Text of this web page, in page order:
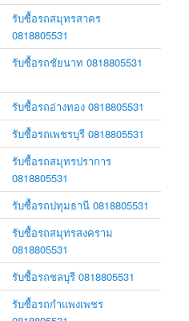
รับซื้อรถสมุทรสาคร
0818805531
รับซื้อรถชัยนาท 0818805531
รับซื้อรถอ่างทอง 0818805531
รับซื้อรถเพชรบุรี 0818805531
รับซื้อรถสมุทรปราการ
0818805531
รับซื้อรถปทุมธานี 0818805531
รับซื้อรถสมุทรสงคราม
0818805531
รับซื้อรถชลบุรี 0818805531
รับซื้อรถกำแพงเพชร